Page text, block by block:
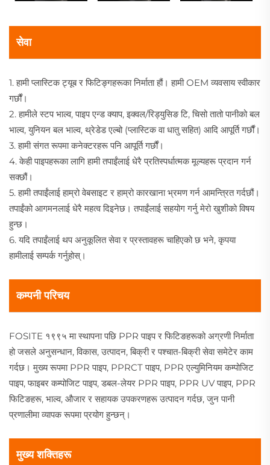
सेवा
1. हामी प्लास्टिक ट्यूब र फिटिङ्गहरूका निर्माता हौं। हामी OEM व्यवसाय स्वीकार
गर्छौं।
2. हामीले स्टप भाल्व, पाइप एन्ड क्याप, इक्वल/रिड्युसिङ टि, चिसो तातो पानीको बल
भाल्व, युनियन बल भाल्व, थ्रेडेड एल्बो (प्लास्टिक वा धातु सहित) आदि आपूर्ति गर्छौं।
3. हामी संगत रूपमा कनेक्टरहरू पनि आपूर्ति गर्छौं।
4. केही पाइपहरूका लागि हामी तपाईंलाई धेरै प्रतिस्पर्धात्मक मूल्यहरू प्रदान गर्न
सक्छौं।
5. हामी तपाईंलाई हाम्रो वेबसाइट र हाम्रो कारखाना भ्रमण गर्न आमन्त्रित गर्दछौं।
तपाईंको आगमनलाई धेरै महत्व दिइनेछ। तपाईंलाई सहयोग गर्नु मेरो खुशीको विषय
हुन्छ।
6. यदि तपाईंलाई थप अनुकूलित सेवा र प्रस्तावहरू चाहिएको छ भने, कृपया
हामीलाई सम्पर्क गर्नुहोस्।
कम्पनी परिचय
FOSITE १९९५ मा स्थापना पछि PPR पाइप र फिटिङहरूको अग्रणी निर्माता
हो जसले अनुसन्धान, विकास, उत्पादन, बिक्री र पश्चात-बिक्री सेवा समेटेर काम
गर्दछ। मुख्य रूपमा PPR पाइप, PPRCT पाइप, PPR एल्युमिनियम कम्पोजिट
पाइप, फाइबर कम्पोजिट पाइप, डबल-लेयर PPR पाइप, PPR UV पाइप, PPR
फिटिङहरू, भाल्व, औजार र सहायक उपकरणहरू उत्पादन गर्दछ, जुन पानी
प्रणालीमा व्यापक रूपमा प्रयोग हुन्छन्।
मुख्य शक्तिहरू